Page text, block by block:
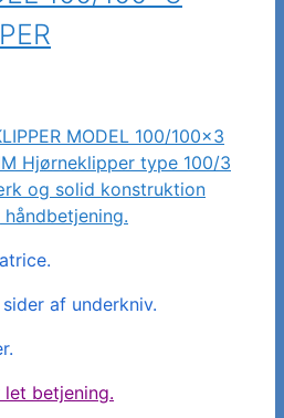
MODEL 100/100×3
Hjørneklipper type 100/3
og solid konstruktion
af underkniv.
betjening.